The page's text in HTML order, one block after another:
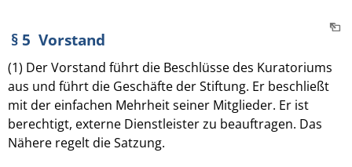
§ 5 Vorstand
(1) Der Vorstand führt die Beschlüsse des Kuratoriums
aus und führt die Geschäfte der Stiftung. Er beschließt
mit der einfachen Mehrheit seiner Mitglieder. Er ist
berechtigt, externe Dienstleister zu beauftragen. Das
Nähere regelt die Satzung.